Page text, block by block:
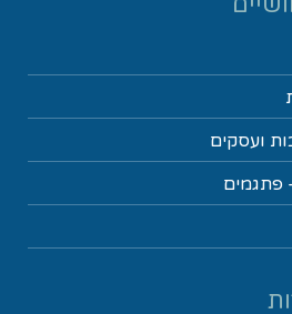
ועסקים
פתגמים